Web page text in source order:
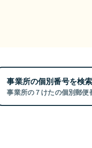
事業所の個別番号を検
事業所の７けたの個別郵便